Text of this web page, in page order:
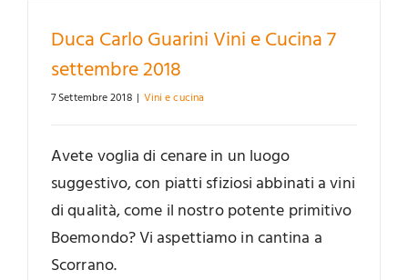
Duca Carlo Guarini Vini e Cucina 7
settembre 2018
7 Settembre 2018 | Vini e cucina
Avete voglia di cenare in un luogo
suggestivo, con piatti sfiziosi abbinati a vini
di qualità, come il nostro potente primitivo
Boemondo? Vi aspettiamo in cantina a
Scorrano.